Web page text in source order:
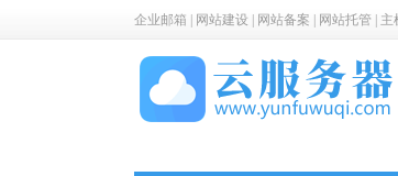
企业邮箱 网站建设 网站备案 网站托管 主